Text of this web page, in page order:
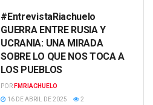
#EntrevistaRiachuelo
GUERRA ENTRE RUSIA Y
UCRANIA: UNA MIRADA
SOBRE LO QUE NOS TOCA A
LOS PUEBLOS
POR FMRIACHUELO
16 DE ABRIL DE 2025
2